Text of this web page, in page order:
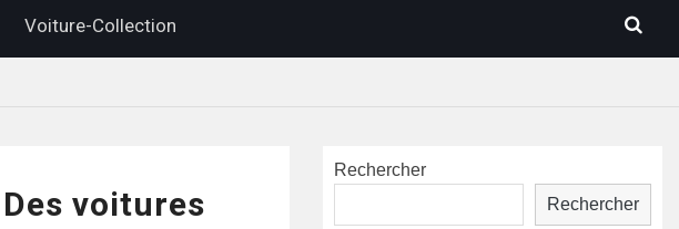
Voiture-Collection
voitures
Rechercher
Rechercher